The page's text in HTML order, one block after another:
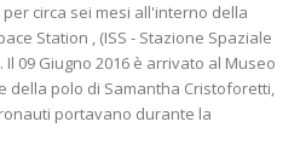
circa sei mesi all'interno della
Station , (ISS - Stazione Spaziale
09 Giugno 2016 è arrivato al Museo
della polo di Samantha Cristoforetti,
portavano durante la